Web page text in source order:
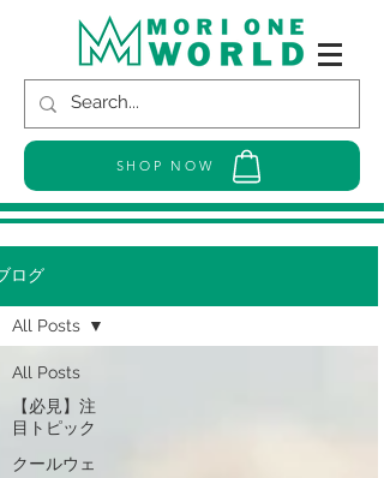
SHOP NOW
ログ
All Posts
【必見】注
目トピック
クールウェ
All Posts